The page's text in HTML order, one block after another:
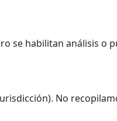
se habilitan análisis o
No